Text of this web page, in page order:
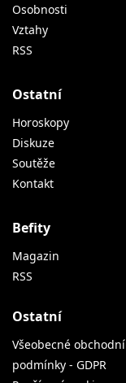
Osobnosti
Vztahy
RSS
Ostatní
Horoskopy
Diskuze
Soutěže
Kontakt
Befity
Magazin
RSS
Ostatní
Všeobecné obchodní
podmínky - GDPR